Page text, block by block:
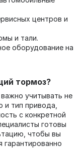
центров и
и тали.
оборудование на
тормоз?
учитывать не
тип привода,
с конкретной
готовы
чтобы вы
гарантированно